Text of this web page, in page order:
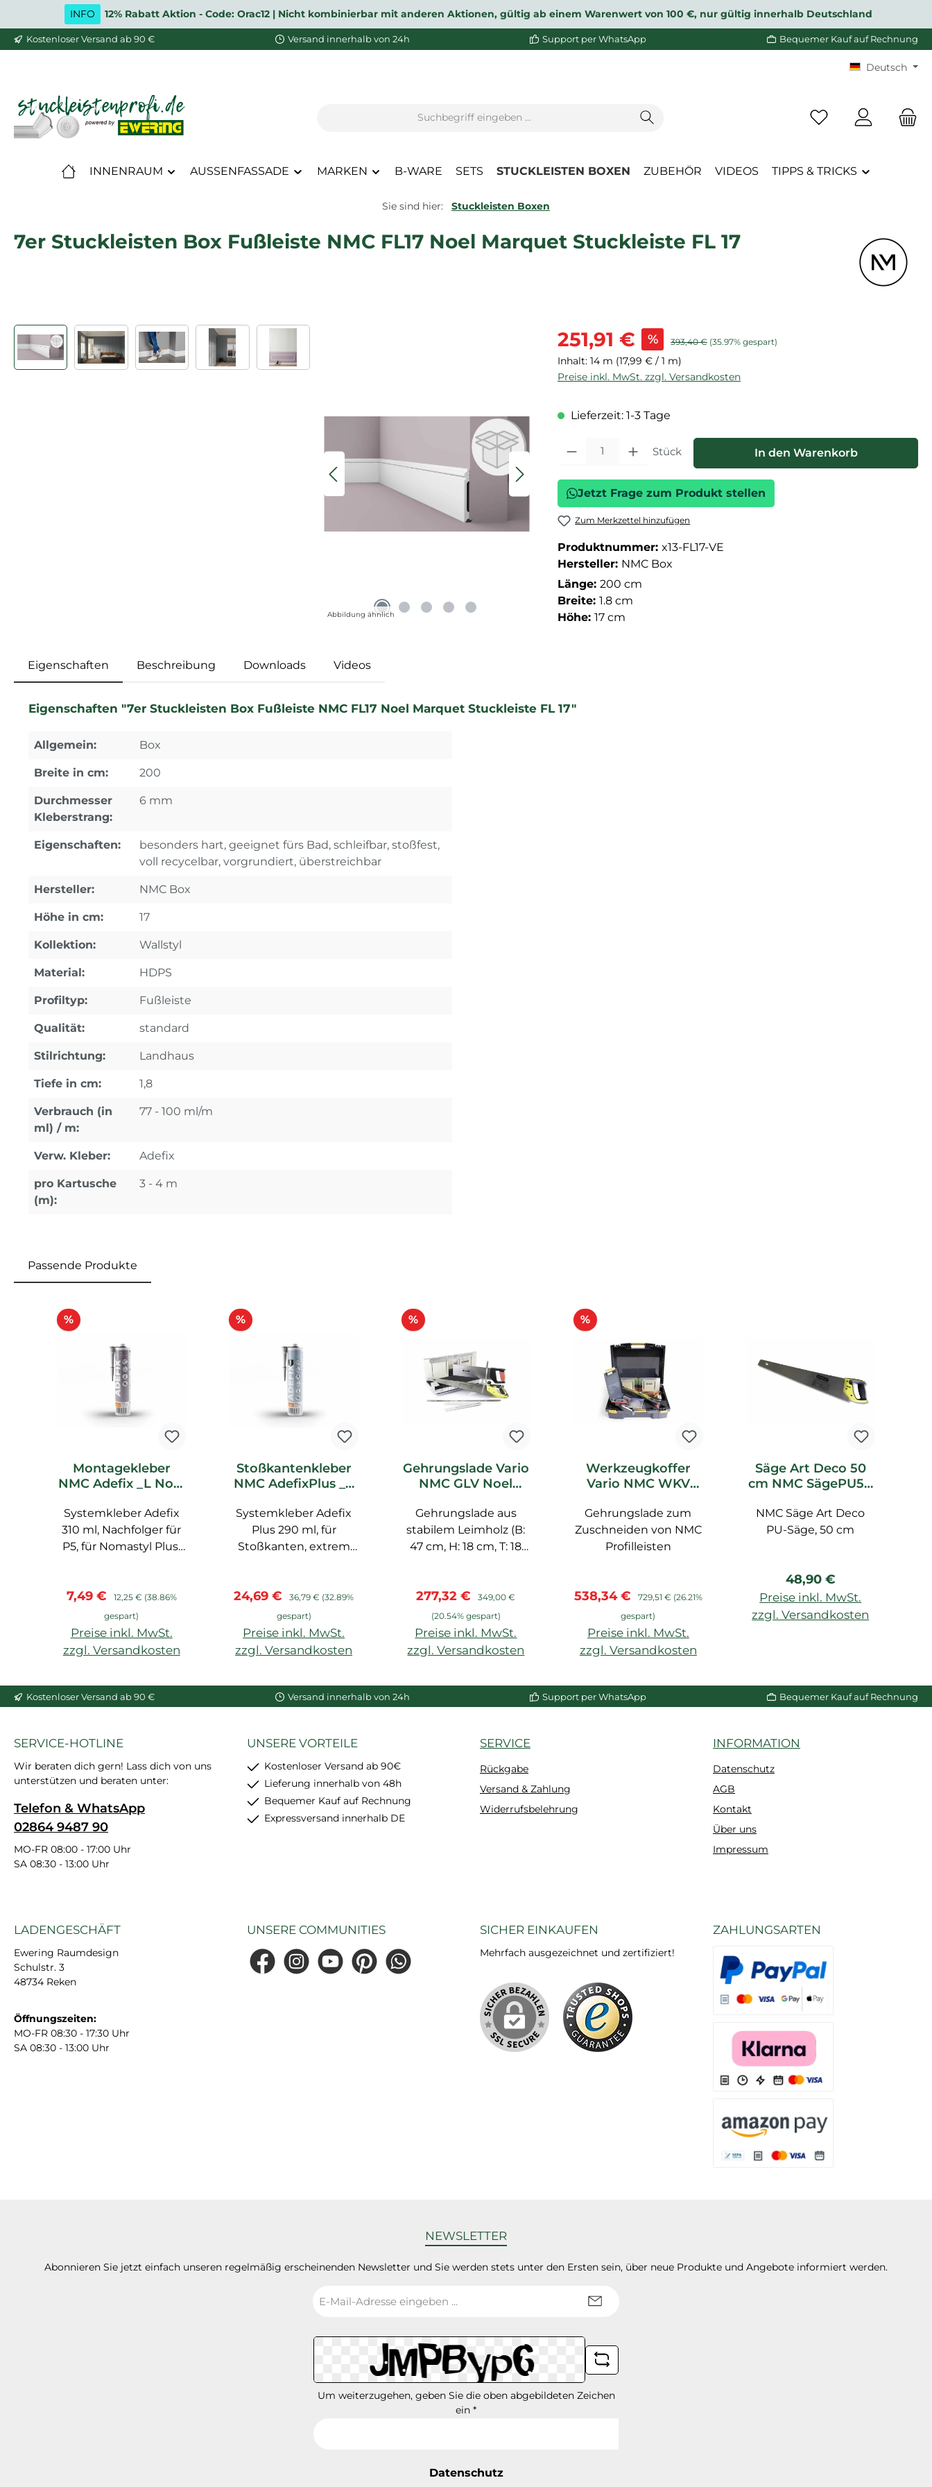
Hauptinhalt springen
Zur Suche springen
Zur Hauptnavigation springen
INFO 12% Rabatt Aktion - Code: Orac12 | Nicht kombinierbar mit anderen Aktionen, gültig ab einem Warenwert von 100 €, nur gültig innerhalb Deutschland
Kostenloser Versand ab 90 € Versand innerhalb von 24h Support per WhatsApp Bequemer Kauf auf Rechnung
Deutsch
Du hast 0 Produkte
INNENRAUM AUSSENFASSADE MARKEN B-WARE SETS STUCKLEISTEN BOXEN ZUBEHÖR VIDEOS TIPPS & TRICKS
Sie sind hier: Stuckleisten Boxen
7er Stuckleisten Box Fußleiste NMC FL17 Noel Marquet Stuckleiste FL 17
Bildergalerie überspringen
Abbildung ähnlich
Verkaufspreis:
251,91 € % Regulärer Preis:
393,40 € (35.97% gespart)
Inhalt: 14 m (17,99 € / 1 m)
Preise inkl. MwSt. zzgl. Versandkosten
Lieferzeit: 1-3 Tage
Produkt Anzahl: Gib den gewünschten Wert ein oder benutze die
Stück In den Warenkorb
Jetzt Frage zum Produkt stellen
Zum Merkzettel hinzufügen
Produktnummer: x13-FL17-VE
Hersteller: NMC Box
Länge: 200 cm
Breite: 1.8 cm
Höhe: 17 cm
Eigenschaften Beschreibung Downloads Videos
Eigenschaften "7er Stuckleisten Box Fußleiste NMC FL17 Noel Marquet Stuckleiste FL 17"
Allgemein: Box
Breite in cm: 200
Durchmesser
Kleberstrang:
6 mm
Eigenschaften:
besonders hart, geeignet fürs Bad, schleifbar, stoßfest,
voll recycelbar, vorgrundiert, überstreichbar
Hersteller: NMC Box
Höhe in cm: 17
Kollektion: Wallstyl
Material: HDPS
Profiltyp: Fußleiste
Qualität: standard
Stilrichtung: Landhaus
Tiefe in cm: 1,8
Verbrauch (in
ml) / m:
77 - 100 ml/m
Verw. Kleber: Adefix
pro Kartusche
(m):
3 - 4 m
Passende Produkte
%Rabatt
Montagekleber
NMC Adefix _L Noel
Spachtelkleber
Systemkleber Adefix
310 ml, Nachfolger für
P5, für Nomastyl Plus,
starke
Anfangshaftung,
feinkörnig, schleif- und
überstreichbar, enthält
Verkaufspreis:
7,49 € Regulärer Preis:
12,25 € (38.86%
gespart)
Preise inkl. MwSt.
zzgl. Versandkosten
%Rabatt
Stoßkantenkleber
NMC AdefixPlus _L
Zubehör
Systemkleber Adefix
Plus 290 ml, für
Stoßkanten, extrem
nachgespachtel
werden, schnell
trocknend
Verkaufspreis:
24,69 € Regulärer Preis:
36,79 € (32.89%
gespart)
Preise inkl. MwSt.
zzgl. Versandkosten
%Rabatt
Gehrungslade Vario
NMC GLV Noel
Gehrungslade aus
stabilem Leimholz (B:
47 cm, H: 18 cm, T: 18
Verkaufspreis:
277,32 € Regulärer Preis:
349,00 €
(20.54% gespart)
Preise inkl. MwSt.
zzgl. Versandkosten
%Rabatt
Werkzeugkoffer
Vario NMC WKV
Zubehör
Gehrungslade zum
Zuschneiden von NMC
Profilleisten
Verkaufspreis:
538,34 € Regulärer Preis:
729,51 € (26.21%
gespart)
Preise inkl. MwSt.
zzgl. Versandkosten
Säge Art Deco 50
cm NMC SägePU50
Zubehör
NMC Säge Art Deco
PU-Säge, 50 cm
Regulärer Preis:
48,90 €
Preise inkl. MwSt.
zzgl. Versandkosten
Kostenloser Versand ab 90 € Versand innerhalb von 24h Support per WhatsApp Bequemer Kauf auf Rechnung
SERVICE-HOTLINE
Wir beraten dich gern! Lass dich von uns
unterstützen und beraten unter:
Telefon & WhatsApp
02864 9487 90
MO-FR 08:00 - 17:00 Uhr
SA 08:30 - 13:00 Uhr
UNSERE VORTEILE
Kostenloser Versand ab 90€
Lieferung innerhalb von 48h
Bequemer Kauf auf Rechnung
Expressversand innerhalb DE
SERVICE
Rückgabe
Versand & Zahlung
Widerrufsbelehrung
INFORMATION
Datenschutz
AGB
Kontakt
Über uns
Impressum
LADENGESCHÄFT
Ewering Raumdesign
Schulstr. 3
48734 Reken
Öffnungszeiten:
MO-FR 08:30 - 17:30 Uhr
SA 08:30 - 13:00 Uhr
UNSERE COMMUNITIES
FacebookInstagramYouTubePinterestWhatsApp
SICHER EINKAUFEN
Mehrfach ausgezeichnet und zertifiziert!
ZAHLUNGSARTEN
NEWSLETTER
Abonnieren Sie jetzt einfach unseren regelmäßig erscheinenden Newsletter und Sie werden stets unter den Ersten sein, über neue Produkte und Angebote informiert werden.
Mail-
*
Um weiterzugehen, geben Sie die oben abgebildeten Zeichen
ein *
Datenschutz